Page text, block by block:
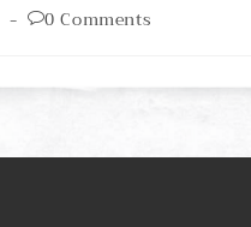
Post0 Comments